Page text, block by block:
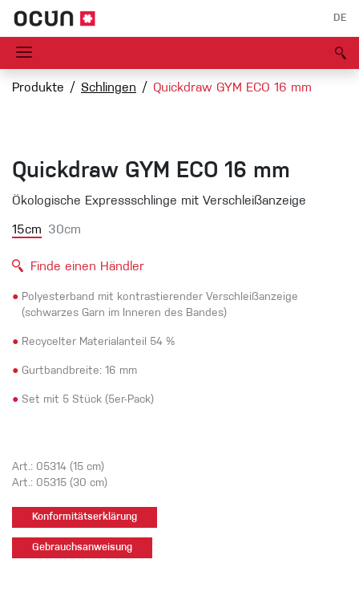
DE
Produkte Schlingen Quickdraw GYM ECO 16 mm
Quickdraw GYM ECO 16 mm
Ökologische Expressschlinge mit Verschleißanzeige
15cm 30cm
Finde einen Händler
● Polyesterband mit kontrastierender Verschleißanzeige
(schwarzes Garn im Inneren des Bandes)
● Recycelter Materialanteil 54 %
● Gurtbandbreite: 16 mm
● Set mit 5 Stück (5er-Pack)
Art.: 05314 (15 cm)
Art.: 05315 (30 cm)
Konformitätserklärung
Gebrauchsanweisung